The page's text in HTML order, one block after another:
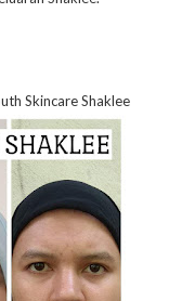
Skincare Shaklee